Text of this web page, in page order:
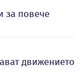
за повече
движението